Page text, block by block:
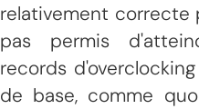
relativement correcte
pas permis
records
de base, comme